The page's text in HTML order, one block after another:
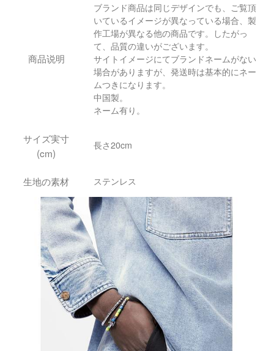
商品说明
ブランド商品は同じデザインでも、ご覧頂
いているイメージが異なっている場合、製
作工場が異なる他の商品です。したがっ
て、品質の違いがございます。
サイトイメージにてブランドネームがない
場合がありますが、発送時は基本的にネー
ムつきになります。
中国製。
ネーム有り。
サイズ実寸
(cm)
長さ20cm
生地の素材 ステンレス